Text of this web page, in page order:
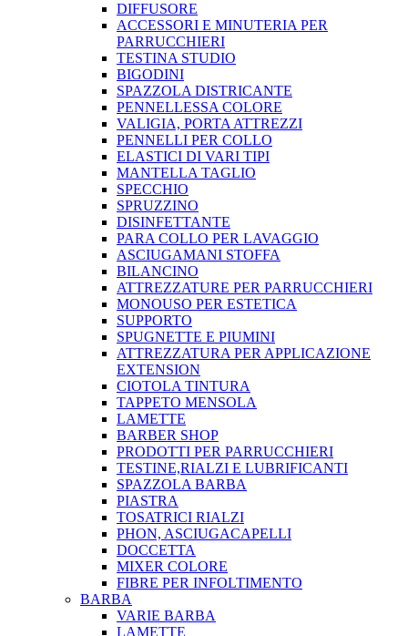
DIFFUSORE
ACCESSORI E MINUTERIA PER
PARRUCCHIERI
TESTINA STUDIO
BIGODINI
SPAZZOLA DISTRICANTE
PENNELLESSA COLORE
VALIGIA, PORTA ATTREZZI
PENNELLI PER COLLO
ELASTICI DI VARI TIPI
MANTELLA TAGLIO
SPECCHIO
SPRUZZINO
DISINFETTANTE
PARA COLLO PER LAVAGGIO
ASCIUGAMANI STOFFA
BILANCINO
ATTREZZATURE PER PARRUCCHIERI
MONOUSO PER ESTETICA
SUPPORTO
SPUGNETTE E PIUMINI
ATTREZZATURA PER APPLICAZIONE
EXTENSION
CIOTOLA TINTURA
TAPPETO MENSOLA
LAMETTE
BARBER SHOP
PRODOTTI PER PARRUCCHIERI
TESTINE,RIALZI E LUBRIFICANTI
SPAZZOLA BARBA
PIASTRA
TOSATRICI RIALZI
PHON, ASCIUGACAPELLI
DOCCETTA
MIXER COLORE
FIBRE PER INFOLTIMENTO
BARBA
VARIE BARBA
LAMETTE